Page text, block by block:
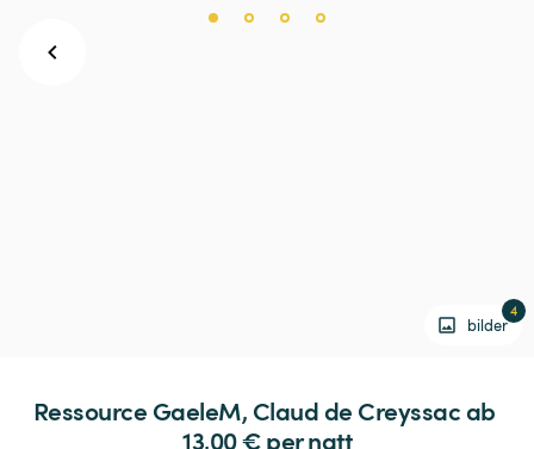
bilder
4
Ressource GaeleM, Claudde Creyssac ab
13,00 € per natt